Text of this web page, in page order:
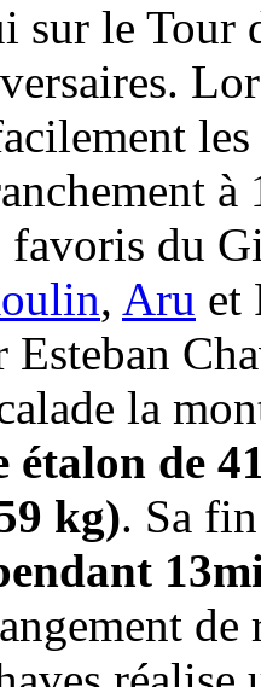
sur le Tour
favoris du
, Aru et
la
étalon de
kg). Sa